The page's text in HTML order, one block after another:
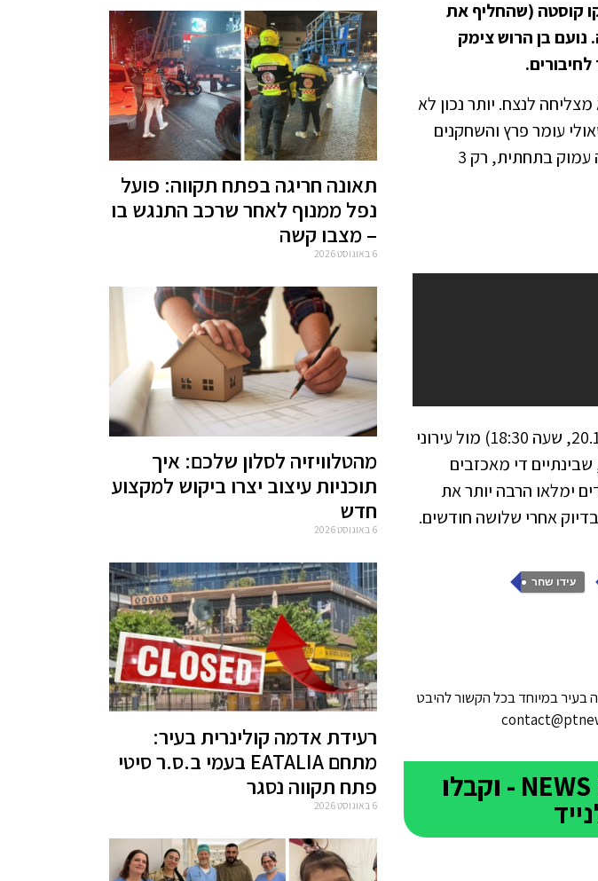
קוסטה (שהחליף את
הראשונה. נועם בן הרוש צימק
היא פשוט קבוצה שלא מצליחה לנצח. יותר נכון לא
(מאז ה-2:6 על ריינה ב-20.9). התיקו, שאולי עומר פרץ והשחקנים
היו חותמים עליו לפני המשחק, התקבל מן הסתם באכזבה בהפועל, שתקועה עמוק בתחתית, רק 3
את ההזדמנות לשבור את הרצף היא תקבל במשחק הבית בשבת הקרובה (20.12, שעה 18:30) מול עירוני
די מאכזבים
ימלאו הרבה יותר את
אחרי שלושה חודשים.
עידו שחר ,
בעיר במיוחד בכל הקשור להיבט
הצטרפו לקבוצת הוואטסאפ של פתח תקווה NEWS - וקבלו
תאונה חריגה בפתח תקווה: פועל
נפל ממנוף לאחר שרכב התנגש בו
– מצבו קשה
6 באוגוסט 2026
מהטלוויזיה לסלון שלכם: איך
תוכניות עיצוב יצרו ביקוש למקצוע
חדש
6 באוגוסט 2026
רעידת אדמה קולינרית בעיר:
מתחם EATALIA בעמי ב.ס.ר סיטי
פתח תקווה נסגר
6 באוגוסט 2026